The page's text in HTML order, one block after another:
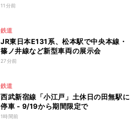
11分前
鉄道
JR東日本E131系、松本駅で中央本線・
篠ノ井線など新型車両の展示会
27分前
鉄道
西武新宿線「小江戸」土休日の田無駅に
停車 - 9/19から期間限定で
1時間前